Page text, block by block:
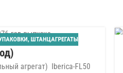
, ШТАНЦАГРЕГАТЫ
агрегат) Iberica-FL50